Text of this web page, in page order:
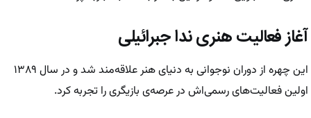
آغاز فعالیت هنری ندا جبرائیلی
این چهره از دوران نوجوانی به دنیای هنر علاقه‌مند شد و در سال ۱۳۸۹
اولین فعالیت‌های رسمی‌اش در عرصه‌ی بازیگری را تجربه کرد.